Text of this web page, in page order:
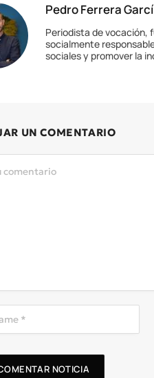
Pedro Ferrera
Periodista de vocación,
socialmente
sociales y promover la
UN COMENTARIO